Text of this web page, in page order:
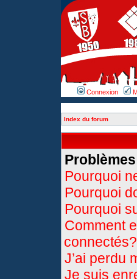
Connexion
Index du forum
Pourquoi
Pourquoi
Pourquoi
Comment
connectés?
J’ai perdu
Je suis